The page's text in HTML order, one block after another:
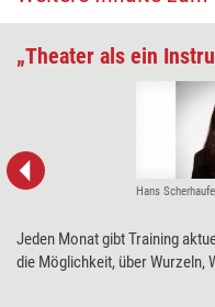
„Theater als ein
Hans
Jeden Monat gibt Training
die Möglichkeit, über Wurzeln,